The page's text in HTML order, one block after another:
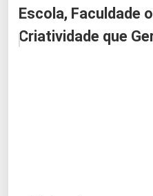
Escola, Faculdade
Criatividade que